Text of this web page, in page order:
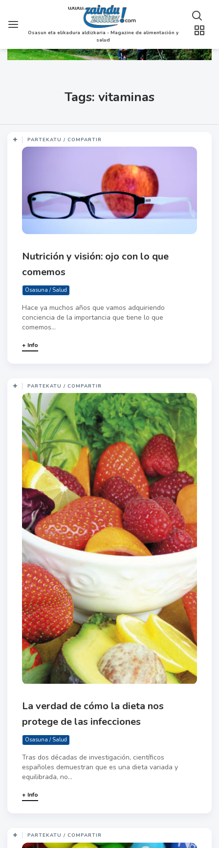
Osasun eta elikadura aldizkaria - Magazine de alimentación y
salud
Tags: vitaminas
PARTEKATU / COMPARTIR
Nutrición y visión: ojo con lo que
comemos
Osasuna / Salud
Hace ya muchos años que vamos adquiriendo
conciencia de la importancia que tiene lo que
comemos...
+ Info
PARTEKATU / COMPARTIR
La verdad de cómo la dieta nos
protege de las infecciones
Osasuna / Salud
Tras dos décadas de investigación, científicos
españoles demuestran que es una dieta variada y
equilibrada, no...
+ Info
PARTEKATU / COMPARTIR